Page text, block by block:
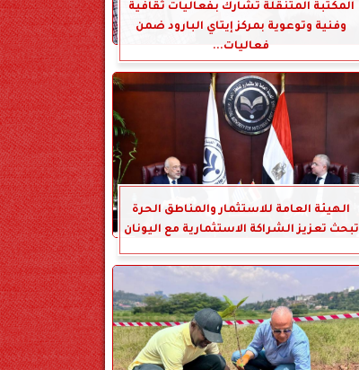
المكتبة المتنقلة تشارك بفعاليات ثقافية
وفنية وتوعوية بمركز إيتاي البارود ضمن
فعاليات...
الهيئة العامة للاستثمار والمناطق الحرة
تبحث تعزيز الشراكة الاستثمارية مع اليونان